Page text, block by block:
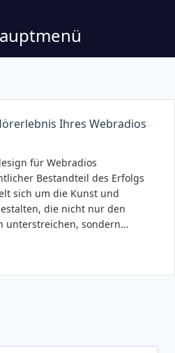
Ihres Webradios
für Webradios
Bestandteil des Erfolgs
sich um die Kunst und
die nicht nur den
unterstreichen, sondern…